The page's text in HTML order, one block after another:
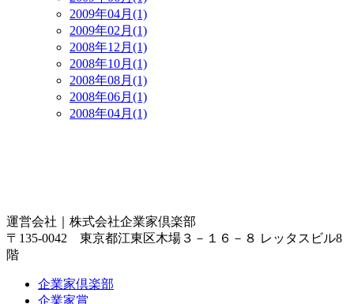
2009年04月(1)
2009年02月(1)
2008年12月(1)
2008年10月(1)
2008年08月(1)
2008年06月(1)
2008年04月(1)
運営会社｜ 株式会社企業家倶楽部
〒135-0042 東京都江東区木場３－１６－８ レッタスビル8
階
企業家倶楽部
企業家賞